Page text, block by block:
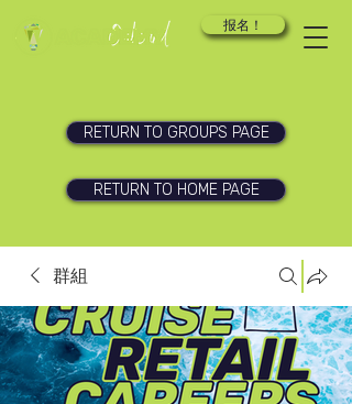
报名！
RETURN TO GROUPS PAGE
RETURN TO HOME PAGE
群組